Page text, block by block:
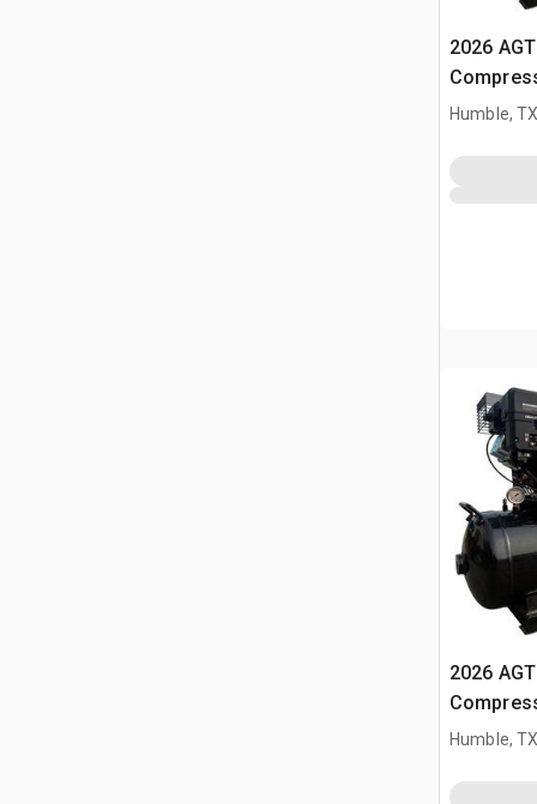
2026
Humble,
2026
Humble,